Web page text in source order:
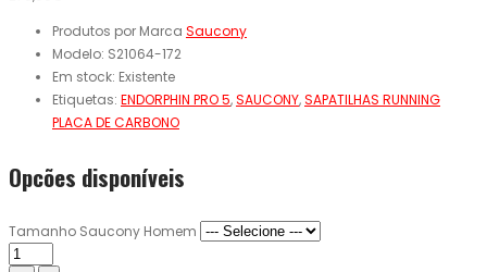
Produtos por Marca Saucony
Modelo: S21064-172
Em stock: Existente
Etiquetas: ENDORPHIN PRO 5,SAUCONY,SAPATILHAS RUNNING
PLACA DE CARBONO
Opcões disponíveis
Tamanho Saucony Homem